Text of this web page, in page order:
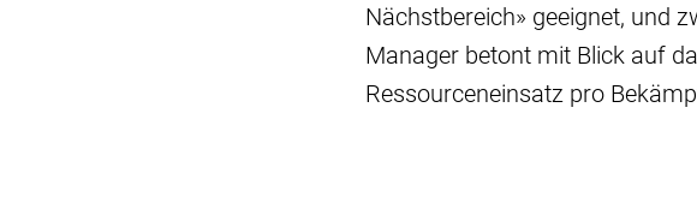
Nächstbereich» geeignet, und
Manager betont mit Blick auf
Ressourceneinsatz pro